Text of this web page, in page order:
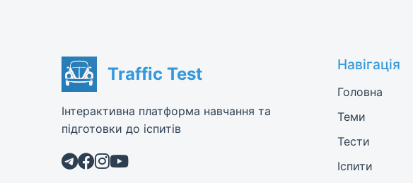
Traffic Test
Інтерактивна платформа навчання та
підготовки до іспитів
Навігація
Головна
Теми
Тести
Іспити